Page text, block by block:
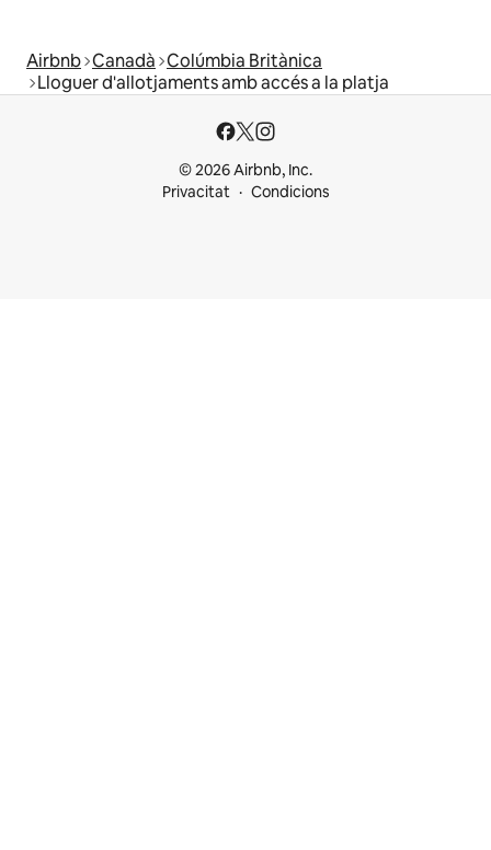
Airbnb Canadà Colúmbia Britànica
Lloguer d'allotjaments amb accés a la platja
© 2026 Airbnb, Inc.
Privacitat
Condicions